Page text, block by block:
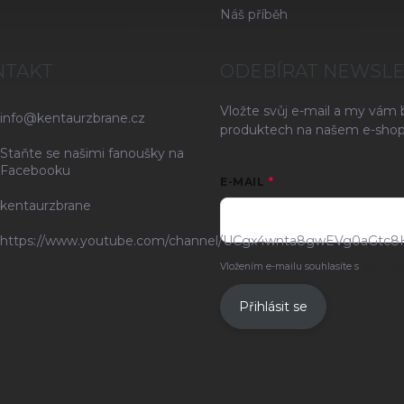
Náš příběh
info@kentaurzbrane.cz
Staňte se našimi fanoušky na
Facebooku
kentaurzbrane
https://www.youtube.com/channel/
ODEBÍRAT
Vložte svůj e-mail a my
produktech na našem e-
E-MAIL
Vložením e-mailu souhlasíte s
Přihlásit se